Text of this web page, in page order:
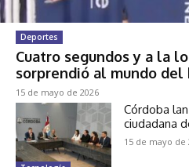
Deportes
Cuatro segundos y a la
sorprendió al mundo del
15 de mayo de 2026
Córdoba
ciudadana
15 de mayo de